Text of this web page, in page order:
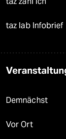
taz lab Infobrief
Demnächst
Vor Ort